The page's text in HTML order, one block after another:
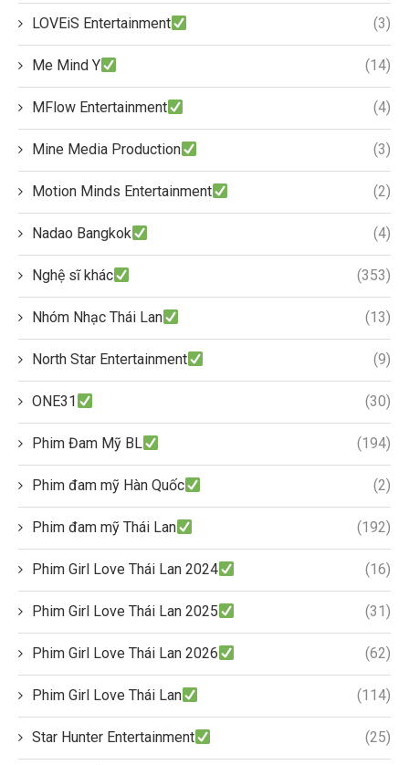
LOVEiS Entertainment (3)
Me Mind Y (14)
MFlow Entertainment (4)
Mine Media Production (3)
Motion Minds Entertainment (2)
Nadao Bangkok (4)
Nghệ sĩ khác (353)
Nhóm Nhạc Thái Lan (13)
North Star Entertainment (9)
ONE31 (30)
Phim Đam Mỹ BL (194)
Phim đam mỹ Hàn Quốc (2)
Phim đam mỹ Thái Lan (192)
Phim Girl Love Thái Lan 2024 (16)
Phim Girl Love Thái Lan 2025 (31)
Phim Girl Love Thái Lan 2026 (62)
Phim Girl Love Thái Lan (114)
Star Hunter Entertainment (25)